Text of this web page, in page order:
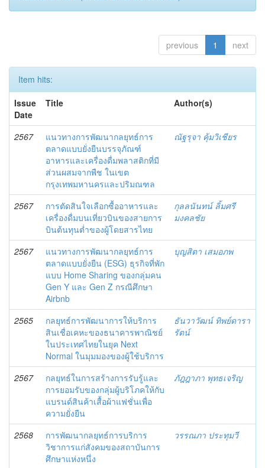
previous 1 next
Item hits:
Issue
Date
Title Author(s)
2567
แนวทางการพัฒนากลยุทธ์การ
ตลาดแบบยั่งยืนบรรจุภัณฑ์
อาหารและเครื่องดื่มพลาสติกที่มี
ส่วนผสมจากพืช ในเขต
กรุงเทพมหานครและปริมณฑล
ณัฐรุจา คุ้มวิเชียร
2567
การตัดสินใจเลือกซื้ออาหารและ
เครื่องดื่มบนเที่ยวบินของสายการ
บินต้นทุนต่ำของผู้โดยสารไทย
กุลลนันทน์ ลิ้มศรี
มงคลชัย
2567
แนวทางการพัฒนากลยุทธ์การ
ตลาดแบบยั่งยืน (ESG) ธุรกิจที่พัก
แบบ Home Sharing ของกลุ่มคน
Gen Y และ Gen Z กรณีศึกษา
Airbnb
บุญสิตา เสมอภพ
2565
กลยุทธ์การพัฒนาการให้บริการ
สินเชื่อเคหะของธนาคารพาณิชย์
ในประเทศไทยในยุค Next
Normal ในมุมมองของผู้ใช้บริการ
ธันวาวัฒน์ ทิพย์ดารา
รัตน์
2567
กลยุทธ์ในการสร้างการรับรู้และ
การยอมรับของกลุ่มผู้บริโภคให้กับ
แบรนด์สินค้าเสื้อผ้าแฟชั่นเพื่อ
ความยั่งยืน
ภัฎฎาภา พุทธเจริญ
2568
การพัฒนากลยุทธ์การบริการ
วิชาการแก่สังคมของสถาบันการ
ศึกษาแห่งหนึ่ง
วรรณภา ประทุมวี